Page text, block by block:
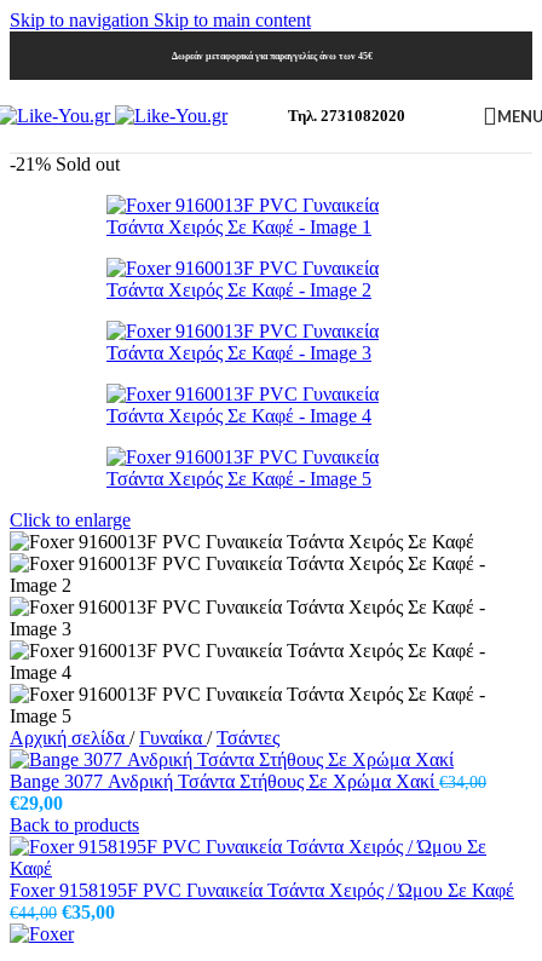
Skip to navigation Skip to main content
Δωρεάν μεταφορικά για παραγγελίες άνω των 45€
Τηλ. 2731082020
-21% Sold out
Click to enlarge
Αρχική σελίδα / Γυναίκα / Τσάντες
Bange 3077 Ανδρική Τσάντα Στήθους Σε Χρώμα Χακί €34,00
Original
price
was:
€34,00.
€29,00Η
τρέχουσα
τιμή
€29,00.
Back to products
Foxer 9158195F PVC Γυναικεία Τσάντα Χειρός / Ώμου Σε Καφέ
€44,00 Original
price
€35,00Η